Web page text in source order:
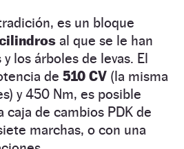
es un bloque
al que se le han
los árboles de levas. El
de 510 CV (la misma
y 450 Nm, es posible
de cambios PDK de
marchas, o con una